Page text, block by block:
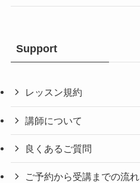
Support
レッスン規約
講師について
良くあるご質問
ご予約から受講までの流れ